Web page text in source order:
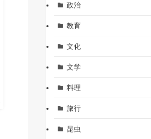
政治
教育
文化
文学
料理
旅行
昆虫